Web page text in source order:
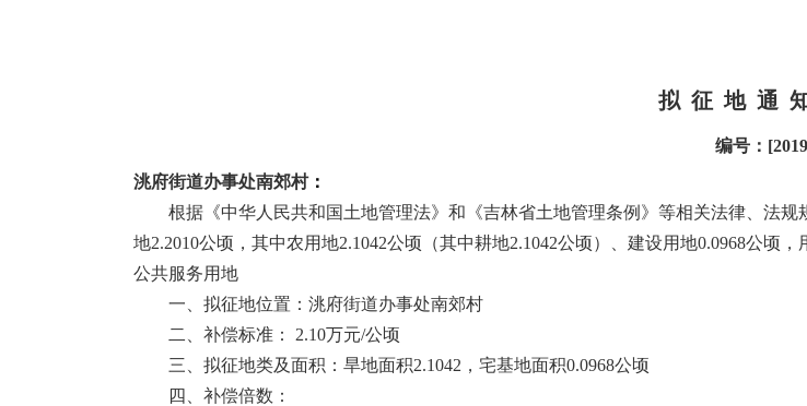
拟 征 地 通
编号：
洮府街道办事处南郊村：
根据《中华人民共和国土地管理法》和《吉林省土地管理条例》等相关法律、法
地2.2010公顷，其中农用地2.1042公顷（其中耕地2.1042公顷）、建设用地0.0968公顷，
公共服务用地
一、拟征地位置：洮府街道办事处南郊村
二、补偿标准：
2.10万元/公顷
三、拟征地类及面积：旱地面积2.1042 ，宅基地面积0.0968公顷
四、补偿倍数：